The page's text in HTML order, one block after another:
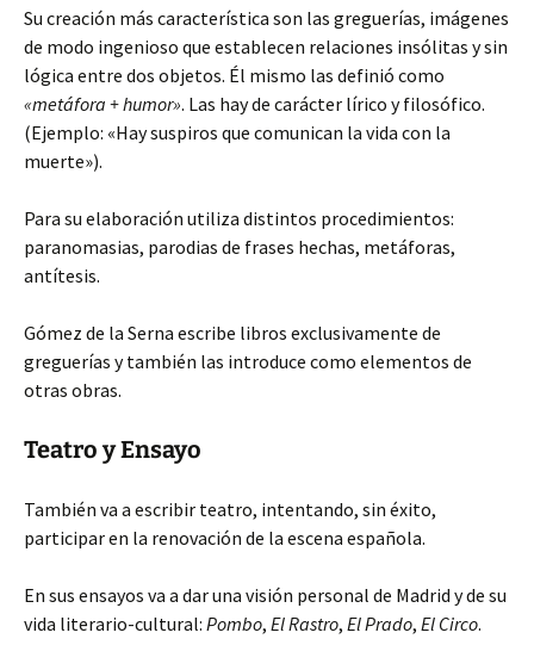
Su creación más característica son las greguerías, imágenes
de modo ingenioso que establecen relaciones insólitas y sin
lógica entre dos objetos. Él mismo las definió como
«metáfora + humor». Las hay de carácter lírico y filosófico.
(Ejemplo: «Hay suspiros que comunican la vida con la
muerte»).
Para su elaboración utiliza distintos procedimientos:
paranomasias, parodias de frases hechas, metáforas,
antítesis.
Gómez de la Serna escribe libros exclusivamente de
greguerías y también las introduce como elementos de
otras obras.
Teatro y Ensayo
También va a escribir teatro, intentando, sin éxito,
participar en la renovación de la escena española.
En sus ensayos va a dar una visión personal de Madrid y de su
vida literario-cultural: Pombo, El Rastro, El Prado, El Circo.